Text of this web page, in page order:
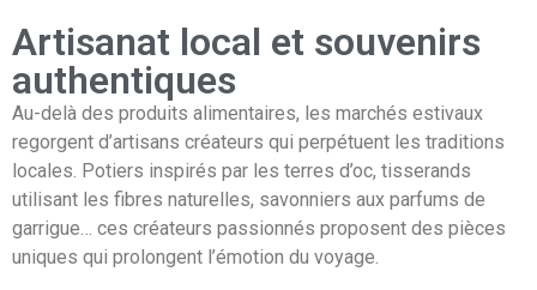
Artisanat local et souvenirs
authentiques
Au-delà des produits alimentaires, les marchés estivaux
regorgent d’artisans créateurs qui perpétuent les traditions
locales. Potiers inspirés par les terres d’oc, tisserands
utilisant les fibres naturelles, savonniers aux parfums de
garrigue… ces créateurs passionnés proposent des pièces
uniques qui prolongent l’émotion du voyage.